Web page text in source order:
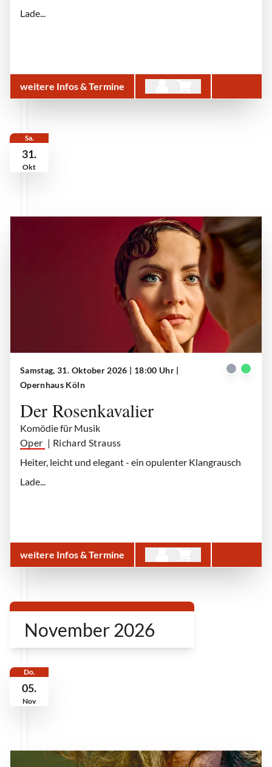
Lade...
weitere Infos & Termine
Sa.
31.
Okt
Samstag, 31. Oktober 2026 | 18:00 Uhr |
Opernhaus Köln
Der Rosenkavalier
Komödie für Musik
Oper | Richard Strauss
Heiter, leicht und elegant - ein opulenter Klangrausch
Lade...
weitere Infos & Termine
November 2026
Do.
05.
Nov